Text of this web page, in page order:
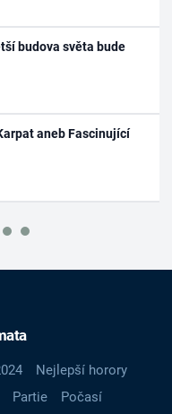
budova světa bude
aneb Fascinující
Nejlepší horory
Partie
Počasí